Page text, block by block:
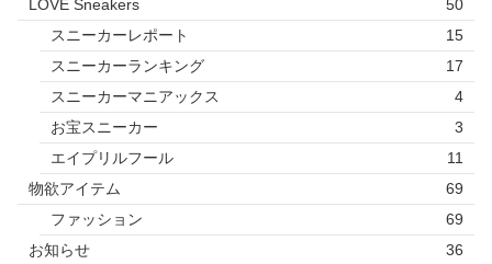
LOVE Sneakers
50
スニーカーレポート
15
スニーカーランキング
17
スニーカーマニアックス
4
お宝スニーカー
3
エイプリルフール
11
物欲アイテム
69
ファッション
69
お知らせ
36